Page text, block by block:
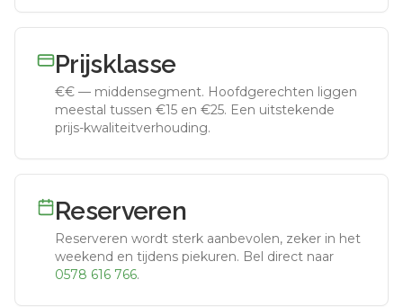
Prijsklasse
€€ — middensegment. Hoofdgerechten liggen
meestal tussen €15 en €25. Een uitstekende
prijs-kwaliteitverhouding.
Reserveren
Reserveren wordt sterk aanbevolen, zeker in het
weekend en tijdens piekuren. Bel direct naar
0578 616 766.